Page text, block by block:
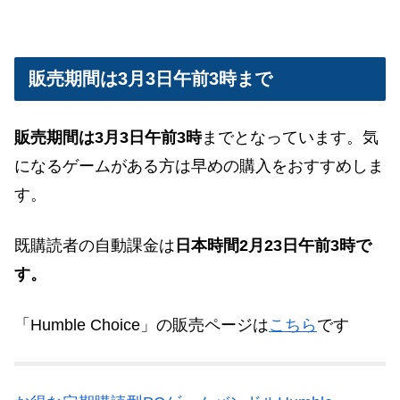
販売期間は3月3日午前3時まで
販売期間は3月3日午前3時までとなっています。気
になるゲームがある方は早めの購入をおすすめしま
す。
既購読者の自動課金は 日本時間2月23日午前3時で
す。
「Humble Choice」の販売ページはこちら です